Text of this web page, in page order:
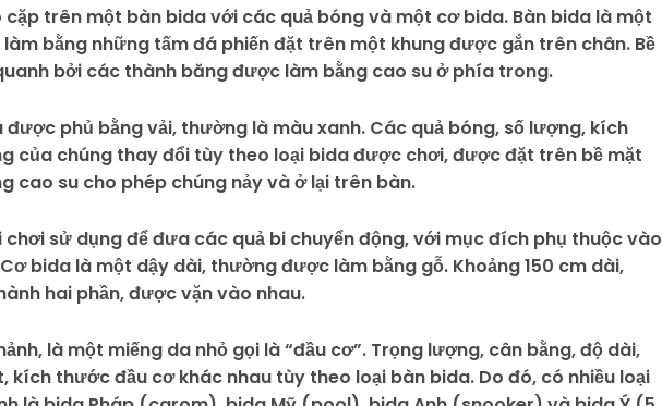
trên một bàn bida với các quả bóng và một cơ bida. Bàn bida là một
bằng những tấm đá phiến đặt trên một khung được gắn trên chân. Bề
bởi các thành băng được làm bằng cao su ở phía trong.
được phủ bằng vải, thường là màu xanh. Các quả bóng, số lượng, kích
của chúng thay đổi tùy theo loại bida được chơi, được đặt trên bề mặt
cao su cho phép chúng nảy và ở lại trên bàn.
sử dụng để đưa các quả bi chuyển động, với mục đích phụ thuộc vào
bida là một dậy dài, thường được làm bằng gỗ. Khoảng 150 cm dài,
hai phần, được vặn vào nhau.
là một miếng da nhỏ gọi là “đầu cơ”. Trọng lượng, cân bằng, độ dài,
kích thước đầu cơ khác nhau tùy theo loại bàn bida. Do đó, có nhiều loại